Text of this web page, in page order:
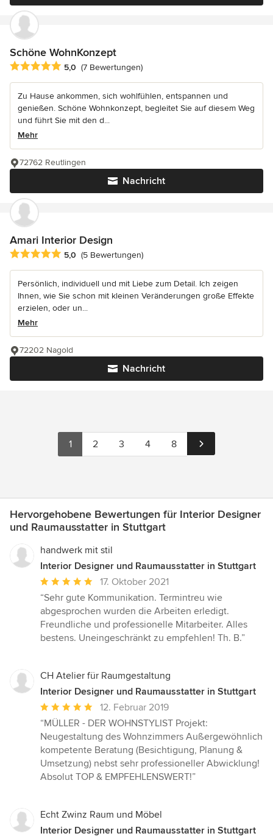
Schöne WohnKonzept
Durchschnittliche Bewertung: 5 von 5 Sternen
5,0 (7 Bewertungen)
Zu Hause ankommen, sich wohlfühlen, entspannen und
genießen. Schöne Wohnkonzept, begleitet Sie auf diesem Weg
und führt Sie mit den d...
Mehr
Nachricht
72762 Reutlingen
Amari Interior Design
Durchschnittliche Bewertung: 5 von 5 Sternen
5,0 (5 Bewertungen)
Persönlich, individuell und mit Liebe zum Detail. Ich zeigen
Ihnen, wie Sie schon mit kleinen Veränderungen große Effekte
erzielen, oder un...
Mehr
Nachricht
72202 Nagold
1 2 3 4 8
Hervorgehobene Bewertungen für Interior Designer
und Raumausstatter in Stuttgart
handwerk mit stil
Interior Designer und Raumausstatter in Stuttgart
Durchschnittliche
Bewertung:
5
von
5
17. Oktober 2021
“Sehr gute Kommunikation. Termintreu wie
abgesprochen wurden die Arbeiten erledigt.
Freundliche und professionelle Mitarbeiter. Alles
bestens. Uneingeschränkt zu empfehlen! Th. B.”
CH Atelier für Raumgestaltung
Interior Designer und Raumausstatter in Stuttgart
Durchschnittliche
Bewertung:
5
von
5
Sternen
12. Februar 2019
“MÜLLER - DER WOHNSTYLIST Projekt:
Neugestaltung des Wohnzimmers Außergewöhnlich
kompetente Beratung (Besichtigung, Planung &
Umsetzung) nebst sehr professioneller Abwicklung!
Absolut TOP & EMPFEHLENSWERT!”
Echt Zwinz Raum und Möbel
Interior Designer und Raumausstatter in Stuttgart